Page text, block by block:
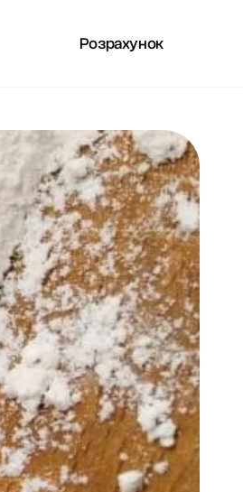
Розрахунок